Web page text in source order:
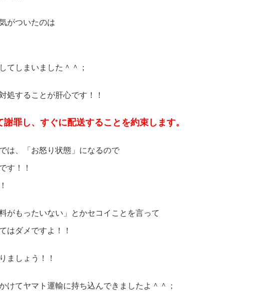
がついたのは
てしまいました＾＾；
処することが肝心です！！
罪し、すぐに配送することを約束します。
は、「お怒り状態」になるので
す！！
がもったいない」とかセコイことを言って
はダメですよ！！
ましょう！！
けてヤマト運輸に持ち込んできましたよ＾＾；